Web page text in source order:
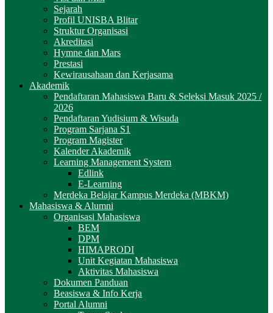
Sejarah
Profil UNISBA Blitar
Struktur Organisasi
Akreditasi
Hymne dan Mars
Prestasi
Kewirausahaan dan Kerjasama
Akademik
Pendaftaran Mahasiswa Baru & Seleksi Masuk 2025 /
2026
Pendaftaran Yudisium & Wisuda
Program Sarjana S1
Program Magister
Kalender Akademik
Learning Management System
Edlink
E-Learning
Merdeka Belajar Kampus Merdeka (MBKM)
Mahasiswa & Alumni
Organisasi Mahasiswa
BEM
DPM
HIMAPRODI
Unit Kegiatan Mahasiswa
Aktivitas Mahasiswa
Dokumen Panduan
Beasiswa & Info Kerja
Portal Alumni